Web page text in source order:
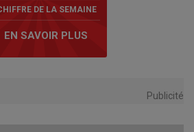
DE LA SEMAINE
EN SAVOIR PLUS
Publicité